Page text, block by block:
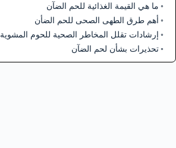
ما هي القيمة الغذائية للحم الضآن
أهم طرق الطهى الصحى للحم الضأن
إرشادات تقلل المخاطر الصحية للحوم المشوية
تحذيرات بشأن لحم الضآن